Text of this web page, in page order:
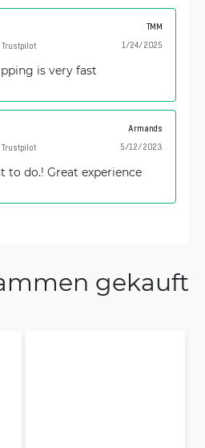
TMM
1/24/2025
is very fast
Armands
5/12/2023
to do.! Great experience
gekauft